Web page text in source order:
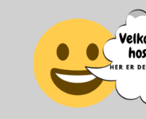
innholdet